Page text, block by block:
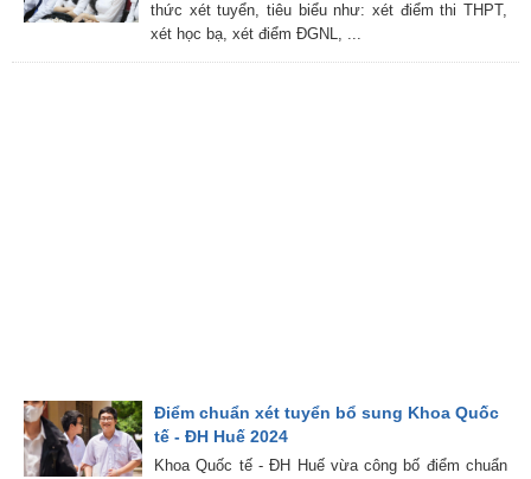
thức xét tuyển, tiêu biểu như: xét điểm thi THPT,
xét học bạ, xét điểm ĐGNL, ...
Điểm chuẩn xét tuyển bổ sung Khoa Quốc
tế - ĐH Huế 2024
Khoa Quốc tế - ĐH Huế vừa công bố điểm chuẩn